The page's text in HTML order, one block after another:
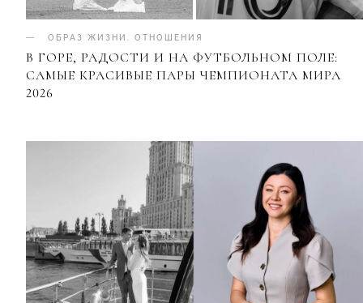
ОБРАЗ ЖИЗНИ ОТНОШЕНИЯ
В ГОРЕ, РАДОСТИ И НА ФУТБОЛЬНОМ ПОЛЕ:
САМЫЕ КРАСИВЫЕ ПАРЫ ЧЕМПИОНАТА МИРА
2026